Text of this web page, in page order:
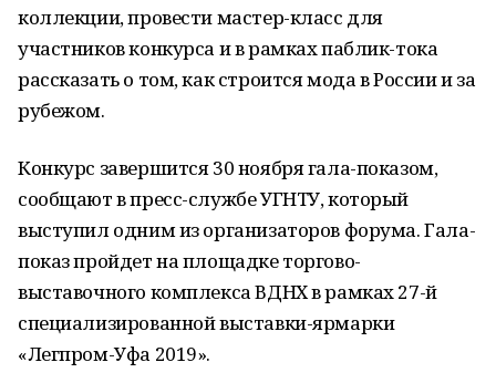
коллекции, провести мастер-класс для
участников конкурса и в рамках паблик-тока
рассказать о том, как строится мода в России и за
рубежом.
Конкурс завершится 30 ноября гала-показом,
сообщают в пресс-службе УГНТУ, который
выступил одним из организаторов форума. Гала-
показ пройдет на площадке торгово-
выставочного комплекса ВДНХ в рамках 27-й
специализированной выставки-ярмарки
«Легпром-Уфа 2019».